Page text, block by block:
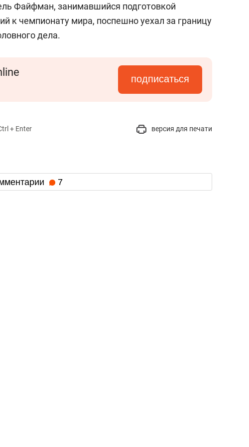
Файфман, занимавшийся подготовкой
к чемпионату мира, поспешно уехал за границу
дела.
подписаться
+ Enter версия для печати
7